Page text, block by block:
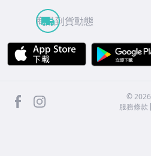
商品到貨動態
APP Store
facebook ©2026
服務條款